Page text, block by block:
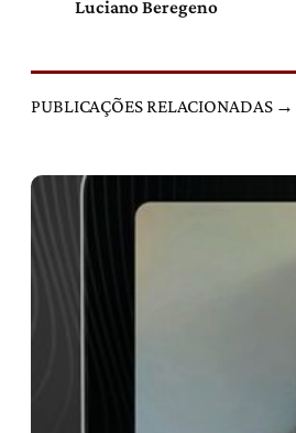
Luciano Beregeno
PUBLICAÇÕES RELACIONADAS →